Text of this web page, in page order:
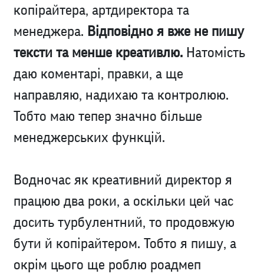
копірайтера, артдиректора та
менеджера. Відповідно я вже не пишу
тексти та менше креативлю.Натомість
даю коментарі, правки, а ще
направляю, надихаю та контролюю.
Тобто маю тепер значно більше
менеджерських функцій.
Водночас як креативний директор я
працюю два роки, а оскільки цей час
досить турбулентний, то продовжую
бути й копірайтером. Тобто я пишу, а
окрім цього ще роблю роадмеп